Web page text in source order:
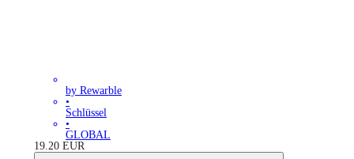
by Rewarble
•
Schlüssel
•
GLOBAL
19.20 EUR